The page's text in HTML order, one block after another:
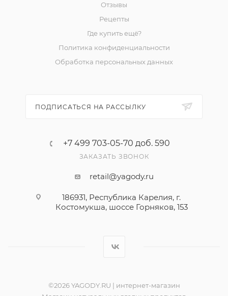
Отзывы
Рецепты
Где купить ещё?
Политика конфиденциальности
Обработка персональных данных
ПОДПИСАТЬСЯ НА РАССЫЛКУ
+7 499 703-05-70 доб. 590
ЗАКАЗАТЬ ЗВОНОК
retail@yagody.ru
186931, Республика Карелия, г.
Костомукша, шоссе Горняков, 153
©2026 YAGODY.RU | интернет-магазин